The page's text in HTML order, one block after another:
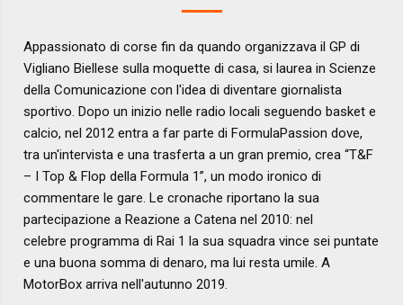
Appassionato di corse fin da quando organizzava il GP di
Vigliano Biellese sulla moquette di casa, si laurea in Scienze
della Comunicazione con l'idea di diventare giornalista
sportivo. Dopo un inizio nelle radio locali seguendo basket e
calcio, nel 2012 entra a far parte di FormulaPassion dove,
tra un'intervista e una trasferta a un gran premio, crea “T&F
– I Top & Flop della Formula 1”, un modo ironico di
commentare le gare. Le cronache riportano la sua
partecipazione a Reazione a Catena nel 2010: nel
celebre programma di Rai 1 la sua squadra vince sei puntate
e una buona somma di denaro, ma lui resta umile. A
MotorBox arriva nell'autunno 2019.